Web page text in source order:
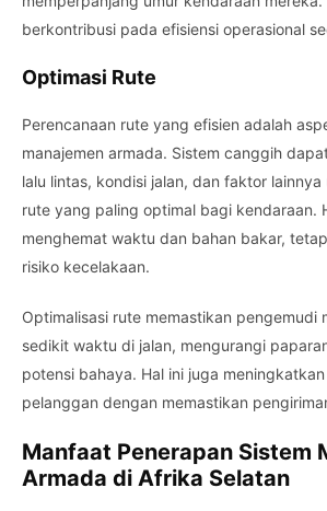
berkontribusi pada efisiensi operasional
Optimasi Rute
Perencanaan rute yang efisien adalah
manajemen armada. Sistem canggih
lalu lintas, kondisi jalan, dan faktor
rute yang paling optimal bagi kendaraan.
menghemat waktu dan bahan bakar,
risiko kecelakaan.
Optimalisasi rute memastikan pengemudi
sedikit waktu di jalan, mengurangi
potensi bahaya. Hal ini juga
pelanggan dengan memastikan
Manfaat Penerapan Sistem
Armada di Afrika Selatan